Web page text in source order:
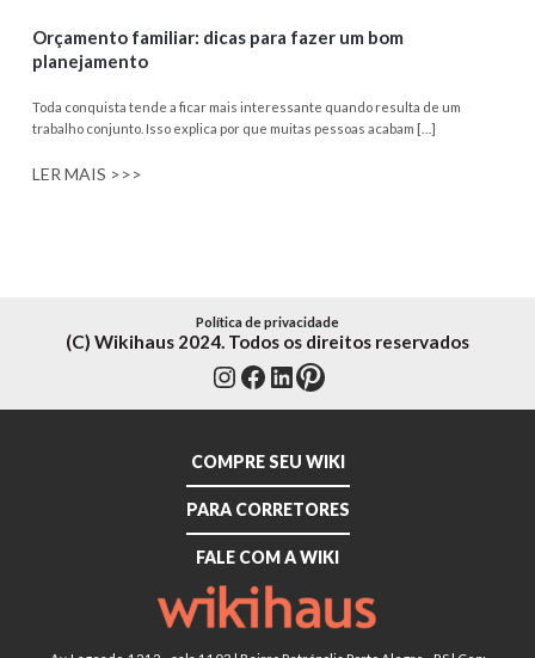
Orçamento familiar: dicas para fazer um bom
planejamento
Toda conquista tende a ficar mais interessante quando resulta de um
trabalho conjunto. Isso explica por que muitas pessoas acabam […]
LER MAIS >>>
Instagram
Facebook
LinkedIn
Pinterest
Política de privacidade
(C) Wikihaus 2024. Todos os direitos reservados
COMPRE SEU WIKI
PARA CORRETORES
FALE COM A WIKI